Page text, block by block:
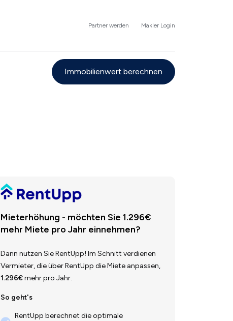
Partner werden Makler Login
Immobilienwert berechnen
Mieterhöhung - möchten Sie 1.296€
mehr Miete pro Jahr einnehmen?
Dann nutzen Sie RentUpp! Im Schnitt verdienen
Vermieter, die über RentUpp die Miete anpassen,
1.296€mehr pro Jahr.
So geht's
RentUpp berechnet die optimale